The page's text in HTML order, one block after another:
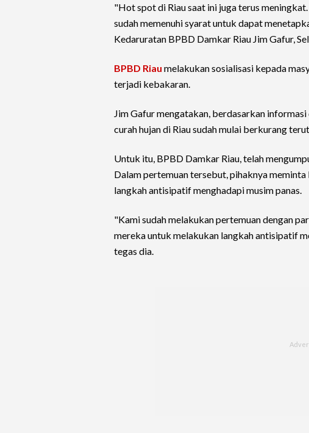
"Hot spot di Riau saat ini juga terus
sudah memenuhi syarat untuk dapat
Kedaruratan BPBD Damkar Riau Jim Gafur,
BPBD Riau melakukan sosialisasi kepada
terjadi kebakaran.
Jim Gafur mengatakan, berdasarkan
curah hujan di Riau sudah mulai berkurang
Untuk itu, BPBD Damkar Riau, telah
Dalam pertemuan tersebut, pihaknya
langkah antisipatif menghadapi musim panas.
"Kami sudah melakukan pertemuan dengan
mereka untuk melakukan langkah antisipatif
tegas dia.